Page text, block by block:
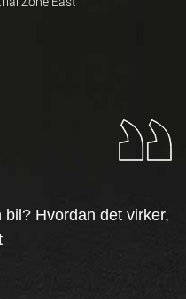
Hvordan det virker,